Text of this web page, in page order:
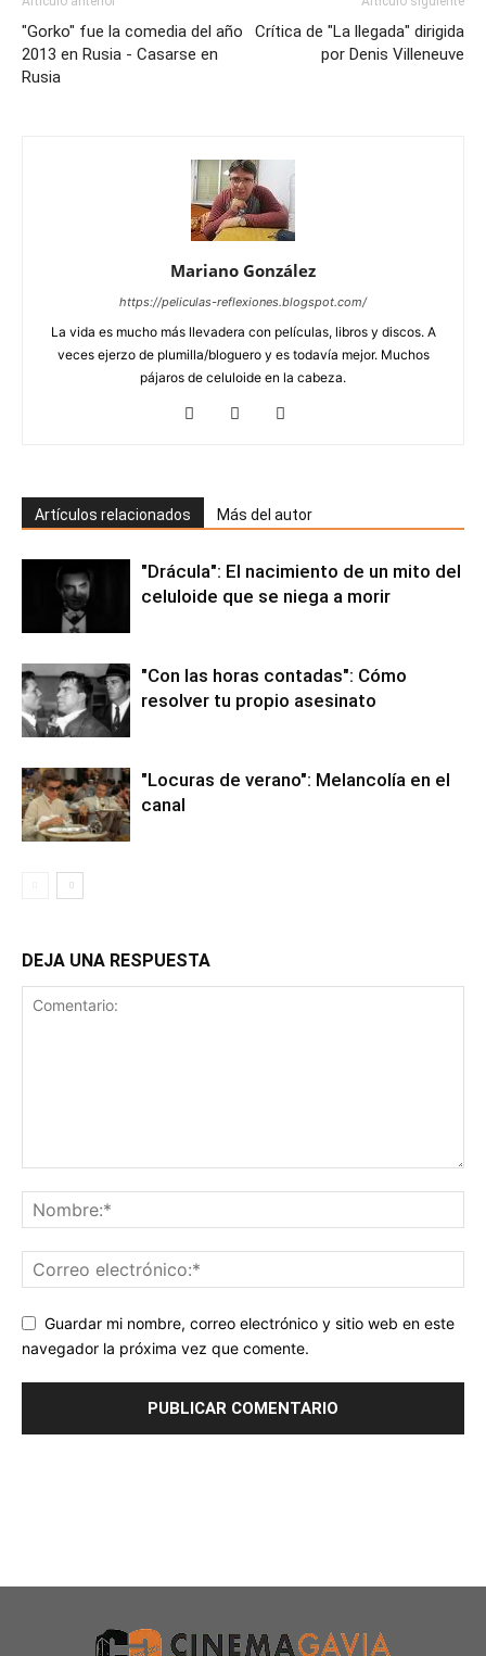
"Gorko" fue la comedia del año
2013 en Rusia - Casarse en
Rusia
Crítica de "La llegada" dirigida
por Denis Villeneuve
Mariano González
https://peliculas-reflexiones.blogspot.com/
La vida es mucho más llevadera con películas, libros y discos. A
veces ejerzo de plumilla/bloguero y es todavía mejor. Muchos
pájaros de celuloide en la cabeza.
Artículos relacionados Más del autor
"Drácula": El nacimiento de un mito del
celuloide que se niega a morir
"Con las horas contadas": Cómo
resolver tu propio asesinato
"Locuras de verano": Melancolía en el
canal
DEJA UNA RESPUESTA
Guardar mi nombre, correo electrónico y sitio web en este
navegador la próxima vez que comente.